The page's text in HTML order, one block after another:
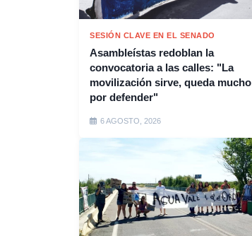
SESIÓN CLAVE EN EL SENADO
Asambleístas redoblan la
convocatoria a las calles: "La
movilización sirve, queda mucho
por defender"
6 AGOSTO, 2026